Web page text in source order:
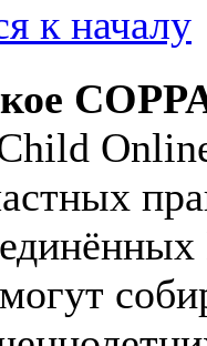
к началу